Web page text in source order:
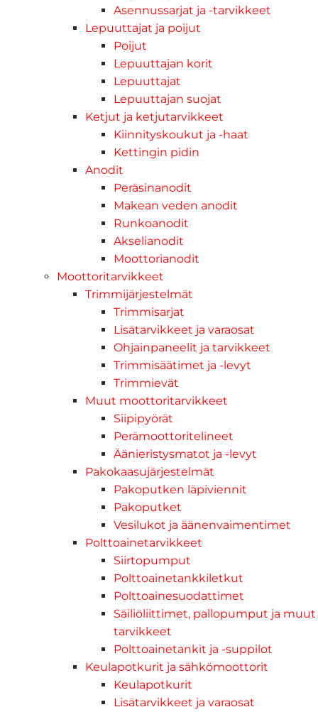
Asennussarjat ja -tarvikkeet
Lepuuttajat ja poijut
Poijut
Lepuuttajan korit
Lepuuttajat
Lepuuttajan suojat
Ketjut ja ketjutarvikkeet
Kiinnityskoukut ja -haat
Kettingin pidin
Anodit
Peräsinanodit
Makean veden anodit
Runkoanodit
Akselianodit
Moottorianodit
Moottoritarvikkeet
Trimmijärjestelmät
Trimmisarjat
Lisätarvikkeet ja varaosat
Ohjainpaneelit ja tarvikkeet
Trimmisäätimet ja -levyt
Trimmievät
Muut moottoritarvikkeet
Siipipyörät
Perämoottoritelineet
Äänieristysmatot ja -levyt
Pakokaasujärjestelmät
Pakoputken läpiviennit
Pakoputket
Vesilukot ja äänenvaimentimet
Polttoainetarvikkeet
Siirtopumput
Polttoainetankkiletkut
Polttoainesuodattimet
Säiliöliittimet, pallopumput ja muut
tarvikkeet
Polttoainetankit ja -suppilot
Keulapotkurit ja sähkömoottorit
Keulapotkurit
Lisätarvikkeet ja varaosat